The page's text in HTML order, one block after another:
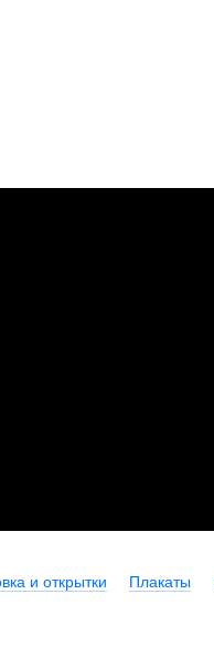
и открытки Плакаты